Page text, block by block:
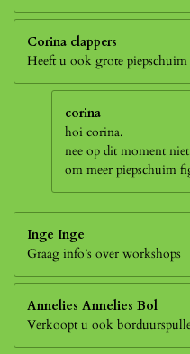
Corina clappers
Heeft u ook grote
corina
hoi corina.
nee op dit moment
om meer piepschuim
Inge Inge
Graag info’s over workshops
Annelies Annelies Bol
Verkoopt u ook